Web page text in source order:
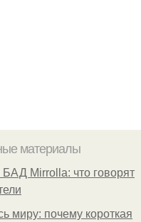
материалы
Mirrolla: что говорят
миру: почему короткая